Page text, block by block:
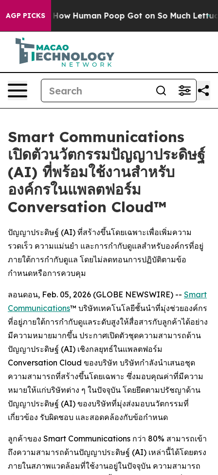
AGP PICKS
How Human Poop Got on So Much Lettuce
Smart Communications
เปิดตัวนวัตกรรมปัญญาประดิษฐ์
(AI) ที่พร้อมใช้งานสำหรับ
องค์กรในแพลตฟอร์ม
Conversation Cloud™
ปัญญาประดิษฐ์ (AI) ที่สร้างขึ้นโดยเฉพาะเพื่อเพิ่มความ
รวดเร็ว ความแม่นยำ และการกำกับดูแลสำหรับองค์กรที่อยู่
ภายใต้การกำกับดูแล โดยไม่ลดทอนการปฏิบัติตามข้อ
กำหนดหรือการควบคุม
ลอนดอน, Feb. 05, 2026 (GLOBE NEWSWIRE) -- Smart
Communications™ บริษัทเทคโนโลยีชั้นนำที่มุ่งช่วยองค์กร
ที่อยู่ภายใต้การกำกับดูแลระดับสูงให้สื่อสารกับลูกค้าได้อย่าง
มีความหมายมากขึ้น ประกาศเปิดตัวชุดความสามารถด้าน
ปัญญาประดิษฐ์ (AI) เชิงกลยุทธ์ในแพลตฟอร์ม
Conversation Cloud ของบริษัท บริษัทกำลังนำเสนอชุด
ความสามารถที่สร้างขึ้นโดยเฉพาะ ซึ่งมอบคุณค่าที่มีความ
หมายให้แก่บริษัทต่าง ๆ ในปัจจุบัน โดยยึดตามปรัชญาด้าน
ปัญญาประดิษฐ์ (AI) ของบริษัทที่มุ่งส่งมอบนวัตกรรมที่
เกี่ยวข้อง รับผิดชอบ และสอดคล้องกับข้อกำหนด
ลูกค้าของ Smart Communications กว่า 80% สามารถเข้า
ถึงความสามารถด้านปัญญาประดิษฐ์ (AI) เหล่านี้ได้โดยตรง
ภายในสภาพแวดล้อมที่ใช้งานอยู่ในปัจจุบัน ความสามารถ